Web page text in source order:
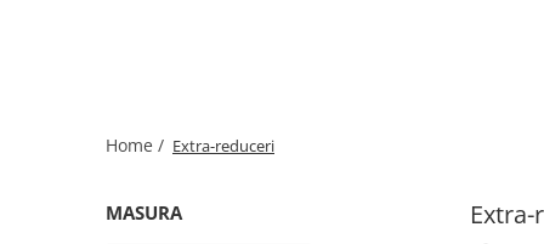
Home / Extra-reduceri
MASURA